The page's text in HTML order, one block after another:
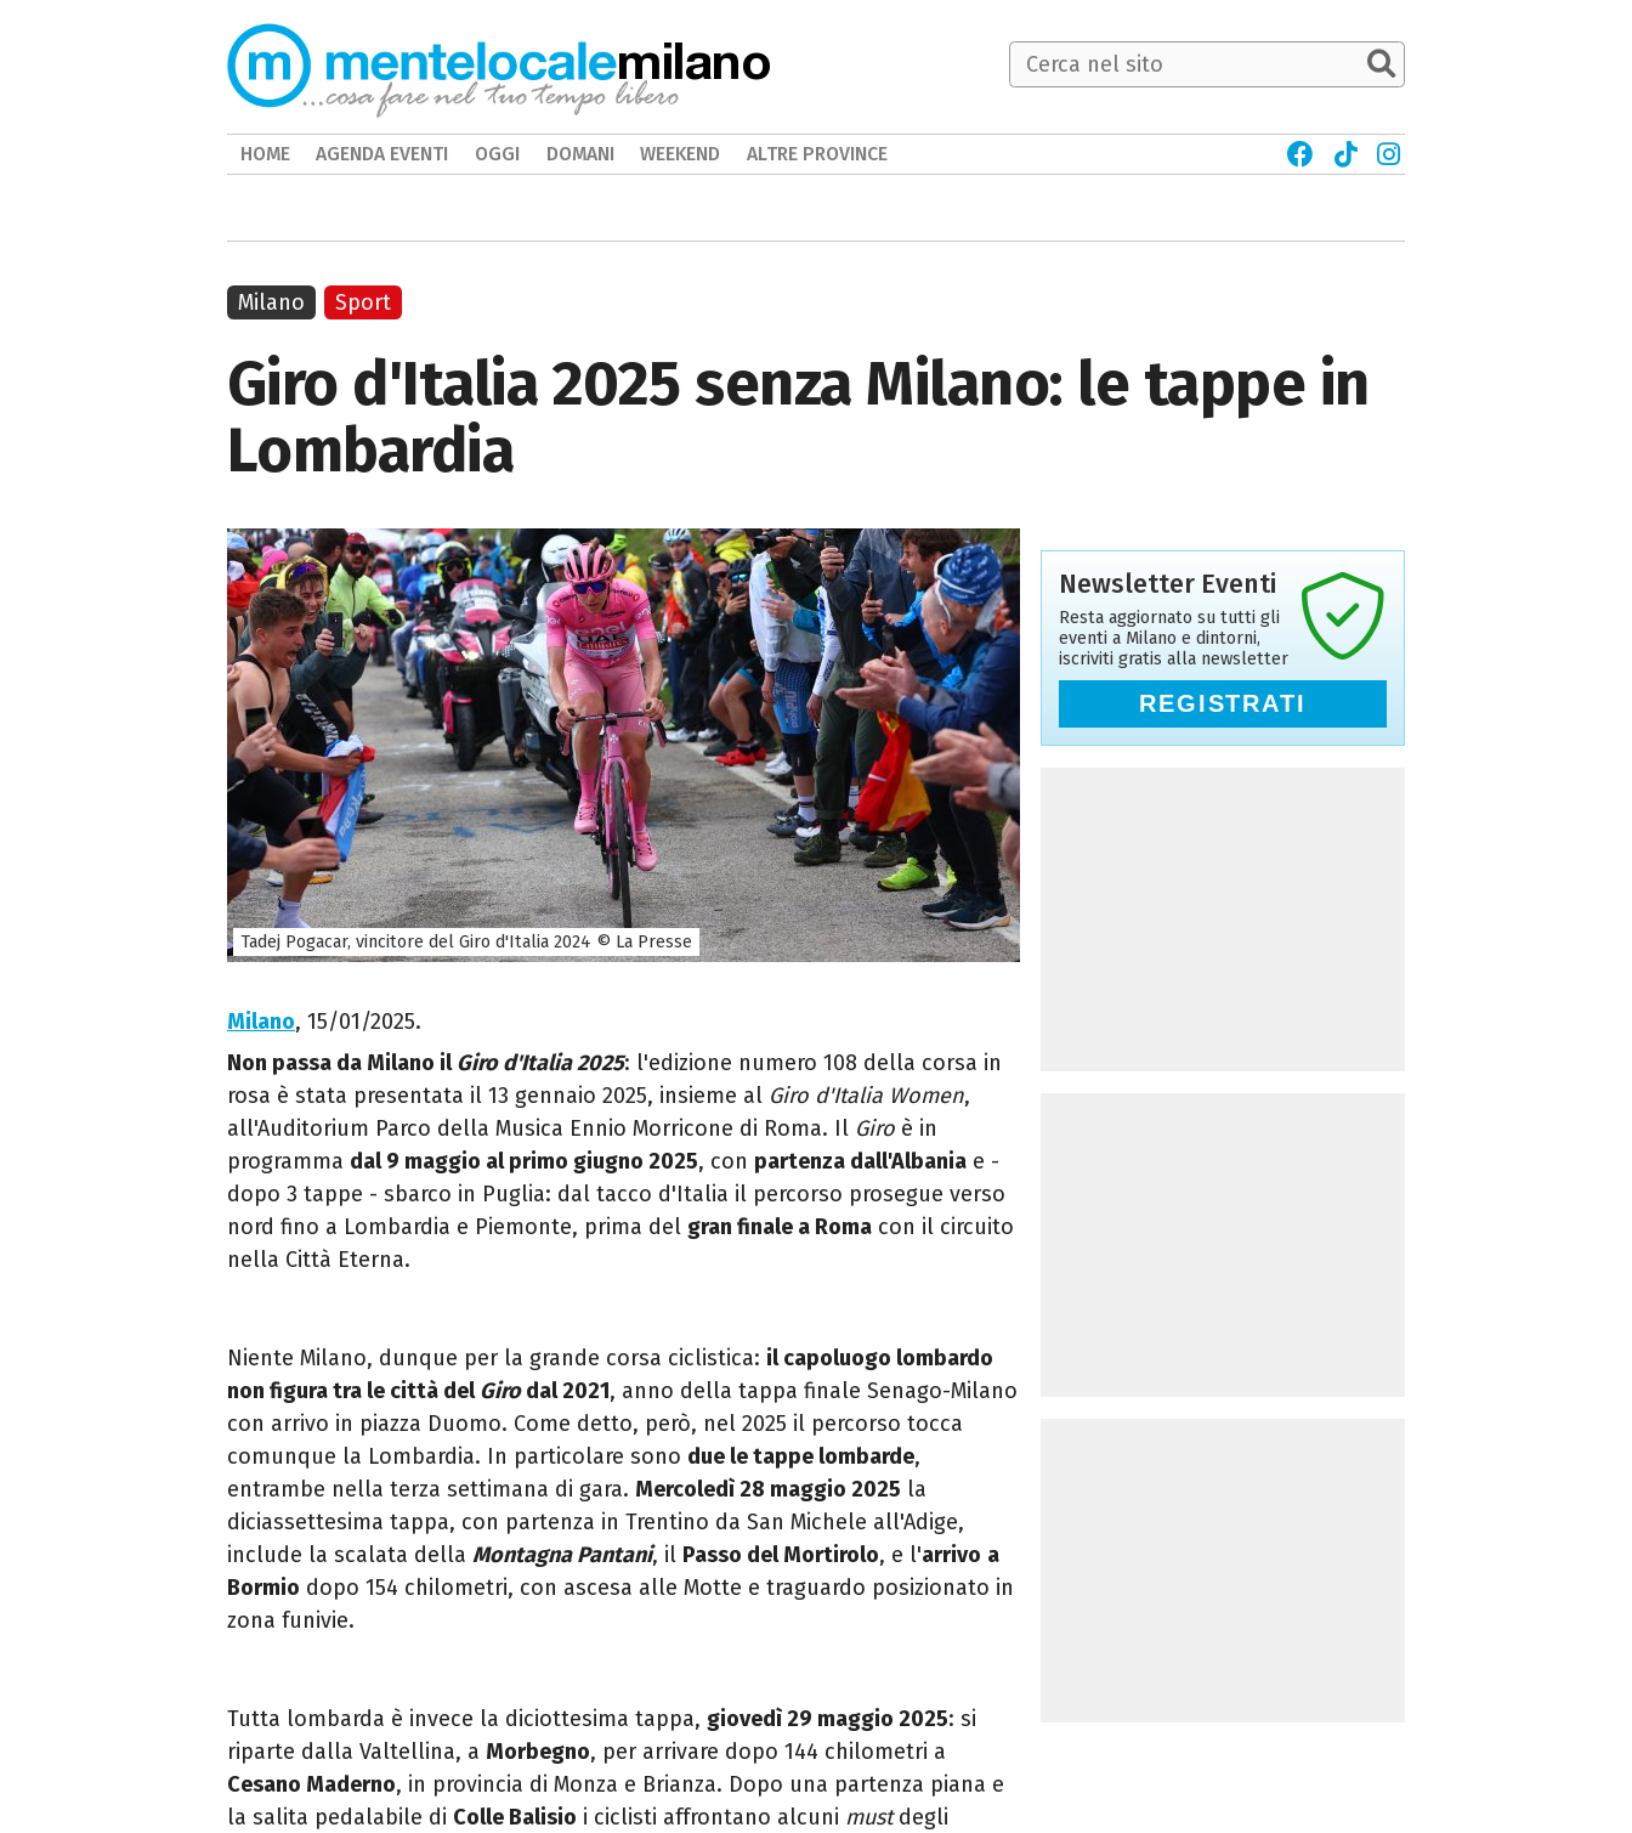
Giro d'Italia 2025 senza Milano: le tappe in
Lombardia
Tadej Pogacar, vincitore del Giro d'Italia 2024 © La Presse
Milano, 15/01/2025.
Non passa da Milano ilGiro d'Italia 2025: l'edizione numero 108 della corsa in
rosa è stata presentata il 13 gennaio 2025, insieme al Giro d'Italia Women,
all'Auditorium Parco della Musica Ennio Morricone di Roma. Il Giro è in
programma dal 9 maggio al primo giugno 2025, con partenza dall'Albania e -
dopo 3 tappe - sbarco in Puglia: dal tacco d'Italia il percorso prosegue verso
nord fino a Lombardia e Piemonte, prima del gran finale a Roma con il circuito
nella Città Eterna.
Niente Milano, dunque per la grande corsa ciclistica: il capoluogo lombardo
non figura tra le città delGirodal 2021, anno della tappa finale Senago-Milano
con arrivo in piazza Duomo. Come detto, però, nel 2025 il percorso tocca
comunque la Lombardia. In particolare sono due le tappe lombarde,
entrambe nella terza settimana di gara. Mercoledì 28 maggio 2025 la
diciassettesima tappa, con partenza in Trentino da San Michele all'Adige,
include la scalata della Montagna Pantani, il Passo del Mortirolo, e l'arrivo a
Bormio dopo 154 chilometri, con ascesa alle Motte e traguardo posizionato in
zona funivie.
Tutta lombarda è invece la diciottesima tappa, giovedì 29 maggio 2025: si
riparte dalla Valtellina, a Morbegno, per arrivare dopo 144 chilometri a
Cesano Maderno, in provincia di Monza e Brianza. Dopo una partenza piana e
la salita pedalabile di Colle Balisio i ciclisti affrontano alcuni mustdegli
Milano Sport
Newsletter Eventi
Resta aggiornato su tutti gli
eventi a Milano e dintorni,
iscriviti gratis alla newsletter
REGISTRATI
milano
HOME AGENDA EVENTI OGGI DOMANI WEEKEND ALTRE PROVINCE